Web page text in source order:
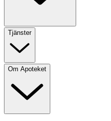
Tjänster
Om Apoteket